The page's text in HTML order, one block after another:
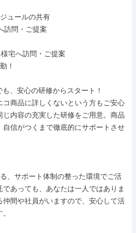
ュールの共有
訪問・ご提案
宅へ訪問・ご提案
！
も、安心の研修からスタート！
商品に詳しくないという方もご安心
じ内容の充実した研修をご用意。商品
信がつくまで徹底的にサポートさせ
、サポート体制の整った環境でご活
あっても、あなたは一人ではありま
間や社員がいますので、安心して活